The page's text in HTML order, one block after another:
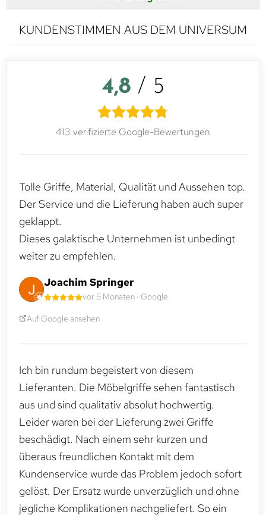
KUNDENSTIMMEN AUS DEM UNIVERSUM
4,8 / 5
413 verifizierte Google-Bewertungen
Tolle Griffe, Material, Qualität und Aussehen top.
Der Service und die Lieferung haben auch super
geklappt.
Dieses galaktische Unternehmen ist unbedingt
weiter zu empfehlen.
Joachim Springer
vor 5 Monaten · Google
Auf Google ansehen
Ich bin rundum begeistert von diesem
Lieferanten. Die Möbelgriffe sehen fantastisch
aus und sind qualitativ absolut hochwertig.
Leider waren bei der Lieferung zwei Griffe
beschädigt. Nach einem sehr kurzen und
überaus freundlichen Kontakt mit dem
Kundenservice wurde das Problem jedoch sofort
gelöst. Der Ersatz wurde unverzüglich und ohne
jegliche Komplikationen nachgeliefert. So ein